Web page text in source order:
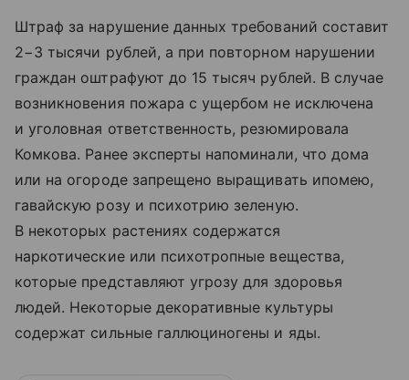
Штраф за нарушение данных требований составит
2−3 тысячи рублей, а при повторном нарушении
граждан оштрафуют до 15 тысяч рублей. В случае
возникновения пожара с ущербом не исключена
и уголовная ответственность, резюмировала
Комкова. Ранее эксперты напоминали, что дома
или на огороде запрещено выращивать ипомею,
гавайскую розу и психотрию зеленую.
В некоторых растениях содержатся
наркотические или психотропные вещества,
которые представляют угрозу для здоровья
людей. Некоторые декоративные культуры
содержат сильные галлюциногены и яды.